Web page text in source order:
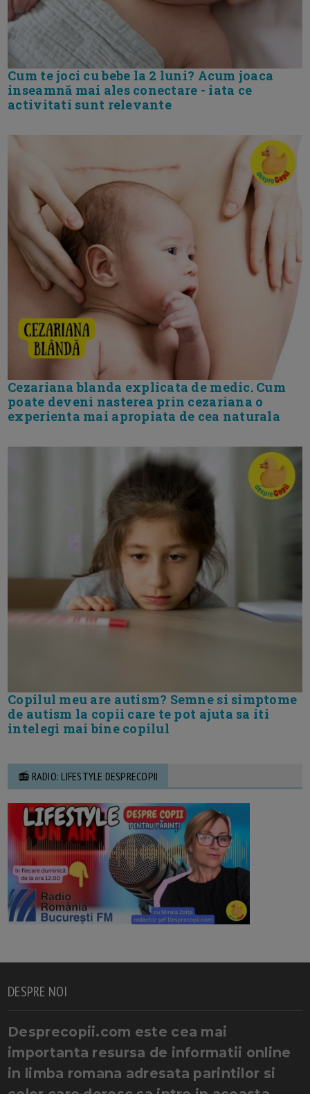
Cum te joci cu bebe la 2 luni? Acum joaca
inseamnă mai ales conectare - iata ce
activitati sunt relevante
Cezariana blanda explicata de medic. Cum
poate deveni nasterea prin cezariana o
experienta mai apropiata de cea naturala
Copilul meu are autism? Semne si simptome
de autism la copii care te pot ajuta sa iti
intelegi mai bine copilul
📻 RADIO: LIFESTYLE DESPRECOPII
DESPRE NOI
Desprecopii.com este cea mai
importanta resursa de informatii online
in limba romana adresata parintilor si